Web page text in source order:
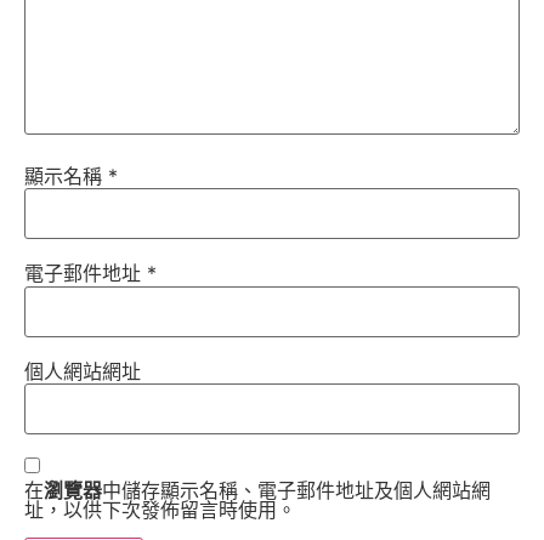
顯示名稱 *
電子郵件地址 *
個人網站網址
在瀏覽器中儲存顯示名稱、電子郵件地址及個人網站網
址，以供下次發佈留言時使用。